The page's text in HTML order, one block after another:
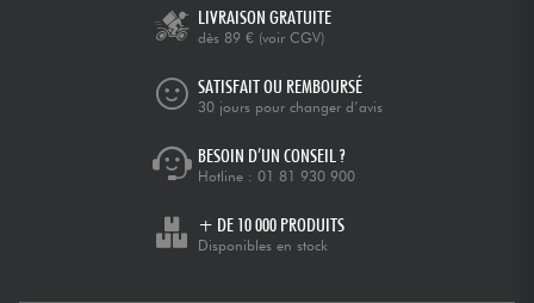
LIVRAISON GRATUITE
dès 89 € (voir CGV)
SATISFAIT OU REMBOURSÉ
30 jours pour changer d’avis
BESOIN D’UN CONSEIL ?
Hotline : 01 81 930 900
+ DE 10 000 PRODUITS
Disponibles en stock